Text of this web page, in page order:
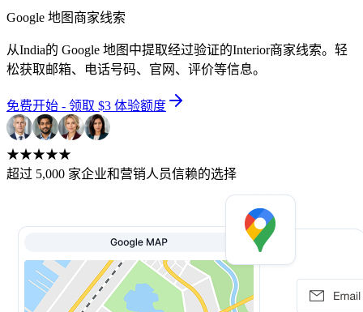
Google 地图商家线索
从India的 Google 地图中提取经过验证的Interior商家线索。轻
松获取邮箱、电话号码、官网、评价等信息。
免费开始 - 领取 $3 体验额度
★★★★★
超过 5,000 家企业和营销人员信赖的选择